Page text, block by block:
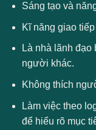
Sáng tạo và
Kĩ năng giao
Là nhà lãnh đạo
người khác.
Không thích
Làm việc theo
để hiểu rõ mục